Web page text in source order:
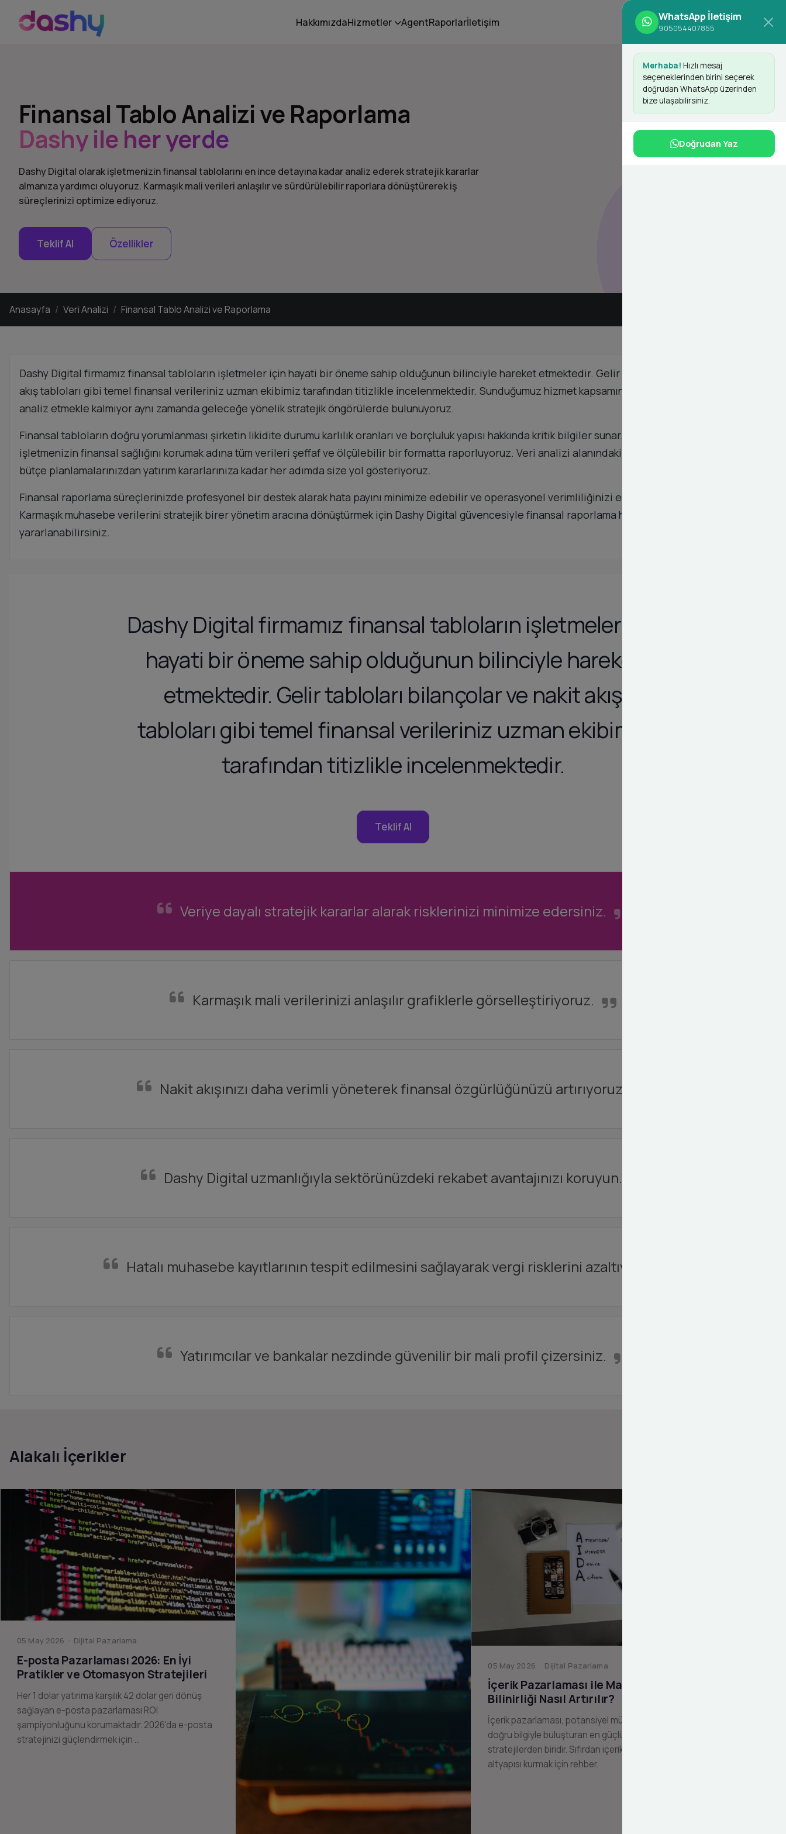
HakkımızdaHizmetler AgentRaporlarİletişim Giriş Yap Kayıt Ol
Finansal Tablo Analizi ve Raporlama
Dashy ile her yerde
Dashy Digital olarak işletmenizin finansal tablolarını en ince detayına kadar analiz ederek stratejik kararlar
almanıza yardımcı oluyoruz. Karmaşık mali verileri anlaşılır ve sürdürülebilir raporlara dönüştürerek iş
süreçlerinizi optimize ediyoruz.
Teklif Al Özellikler d
Anasayfa Veri Analizi Finansal Tablo Analizi ve Raporlama
Dashy Digital firmamız finansal tabloların işletmeler için hayati bir öneme sahip olduğunun bilinciyle hareket etmektedir. Gelir tabloları bilançolar ve nakit
akış tabloları gibi temel finansal verileriniz uzman ekibimiz tarafından titizlikle incelenmektedir. Sunduğumuz hizmet kapsamında sadece geçmiş verileri
analiz etmekle kalmıyor aynı zamanda geleceğe yönelik stratejik öngörülerde bulunuyoruz.
Finansal tabloların doğru yorumlanması şirketin likidite durumu karlılık oranları ve borçluluk yapısı hakkında kritik bilgiler sunar. Dashy Digital olarak
işletmenizin finansal sağlığını korumak adına tüm verileri şeffaf ve ölçülebilir bir formatta raporluyoruz. Veri analizi alanındaki derin tecrübemiz sayesinde
bütçe planlamalarınızdan yatırım kararlarınıza kadar her adımda size yol gösteriyoruz.
Finansal raporlama süreçlerinizde profesyonel bir destek alarak hata payını minimize edebilir ve operasyonel verimliliğinizi en üst seviyeye taşıyabilirsiniz.
Karmaşık muhasebe verilerini stratejik birer yönetim aracına dönüştürmek için Dashy Digital güvencesiyle finansal raporlama hizmetlerimizden
yararlanabilirsiniz.
Dashy Digital firmamız finansal tabloların işletmeler için
hayati bir öneme sahip olduğunun bilinciyle hareket
etmektedir. Gelir tabloları bilançolar ve nakit akış
tabloları gibi temel finansal verileriniz uzman ekibimiz
tarafından titizlikle incelenmektedir.
Teklif Al
Veriye dayalı stratejik kararlar alarak risklerinizi minimize edersiniz.
Karmaşık mali verilerinizi anlaşılır grafiklerle görselleştiriyoruz.
Nakit akışınızı daha verimli yöneterek finansal özgürlüğünüzü artırıyoruz.
Dashy Digital uzmanlığıyla sektörünüzdeki rekabet avantajınızı koruyun.
Hatalı muhasebe kayıtlarının tespit edilmesini sağlayarak vergi risklerini azaltıyoruz.
Yatırımcılar ve bankalar nezdinde güvenilir bir mali profil çizersiniz.
Alakalı İçerikler
05 May 2026 · Dijital Pazarlama
E-posta Pazarlaması 2026: En İyi
Pratikler ve Otomasyon Stratejileri
Her 1 dolar yatırıma karşılık 42 dolar geri dönüş
sağlayan e-posta pazarlaması ROI
şampiyonluğunu korumaktadır. 2026'da e-posta
stratejinizi güçlendirmek için …
05 May 2026 · Dijital Pazarlama
İçerik Pazarlaması ile Marka
Bilinirliği Nasıl Artırılır?
İçerik pazarlaması, potansiyel müşterilerinizi
doğru bilgiyle buluşturan en güçlü dijital
stratejilerden biridir. Sıfırdan içerik pazarlama
altyapısı kurmak için rehber.
WhatsApp İletişim
905054407855
Merhaba! Hızlı mesaj
seçeneklerinden birini seçerek
doğrudan WhatsApp üzerinden
bize ulaşabilirsiniz.
Doğrudan Yaz